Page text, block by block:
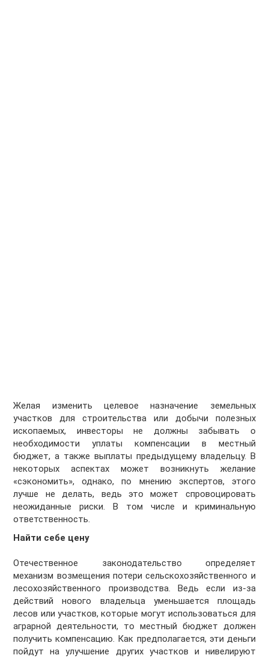
Желая изменить целевое назначение земельных
участков для строительства или добычи полезных
ископаемых, инвесторы не должны забывать о
необходимости уплаты компенсации в местный
бюджет, а также выплаты предыдущему владельцу. В
некоторых аспектах может возникнуть желание
«сэкономить», однако, по мнению экспертов, этого
лучше не делать, ведь это может спровоцировать
неожиданные риски. В том числе и криминальную
ответственность.
Найти себе цену
Отечественное законодательство определяет
механизм возмещения потери сельскохозяйственного и
лесохозяйственного производства. Ведь если из-за
действий нового владельца уменьшается площадь
лесов или участков, которые могут использоваться для
аграрной деятельности, то местный бюджет должен
получить компенсацию. Как предполагается, эти деньги
пойдут на улучшение других участков и нивелируют